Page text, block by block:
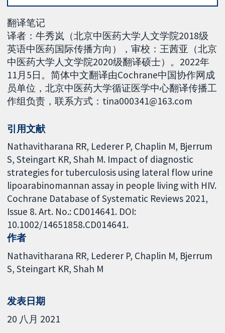
翻译笔记
译者：牛秀岚（北京中医药大学人文学院2018级
英语中医药国际传播方向），审校：王茜亚（北京
中医药大学人文学院2020级翻译硕士）。2022年
11月5日。简体中文翻译由Cochrane中国协作网成
员单位，北京中医药大学循证医学中心翻译传播工
作组负责，联系方式：tina000341@163.com
引用文献
Nathavitharana RR, Lederer P, Chaplin M, Bjerrum
S, Steingart KR, Shah M. Impact of diagnostic
strategies for tuberculosis using lateral flow urine
lipoarabinomannan assay in people living with HIV.
Cochrane Database of Systematic Reviews 2021,
Issue 8. Art. No.: CD014641. DOI:
10.1002/14651858.CD014641.
作者
Nathavitharana RR Lederer P Chaplin M Bjerrum
S Steingart KR Shah M
发表日期
20 八月 2021